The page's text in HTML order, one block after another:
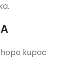
kupac